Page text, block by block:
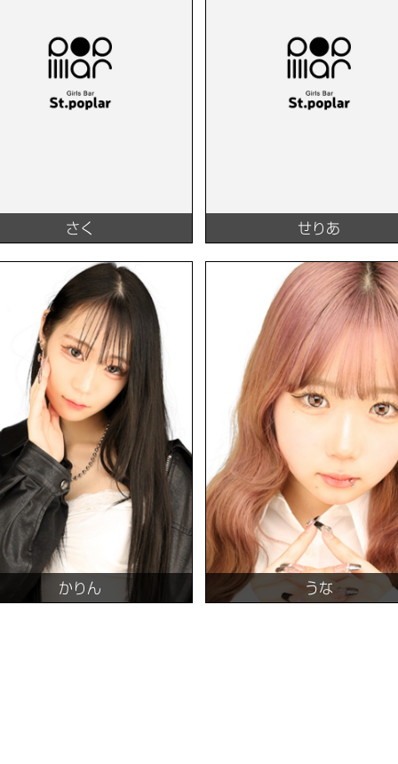
さく せりあ
かりん うな